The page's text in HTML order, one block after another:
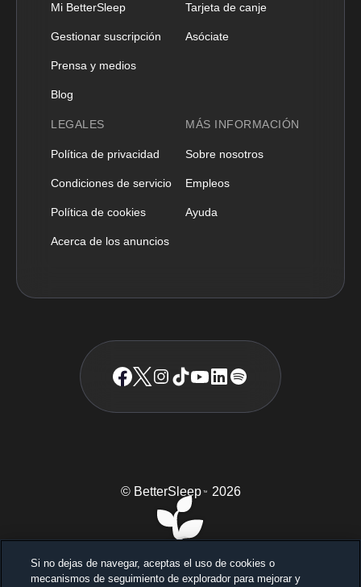
Mi BetterSleep
Gestionar suscripción
Prensa y medios
Blog
Tarjeta de canje
Asóciate
LEGALES
Política de privacidad
Condiciones de servicio
Política de cookies
Acerca de los anuncios
MÁS INFORMACIÓN
Sobre nosotros
Empleos
Ayuda
© BetterSleep TM 2026
Si no dejas de navegar, aceptas el uso de cookies o
mecanismos de seguimiento de explorador para mejorar y